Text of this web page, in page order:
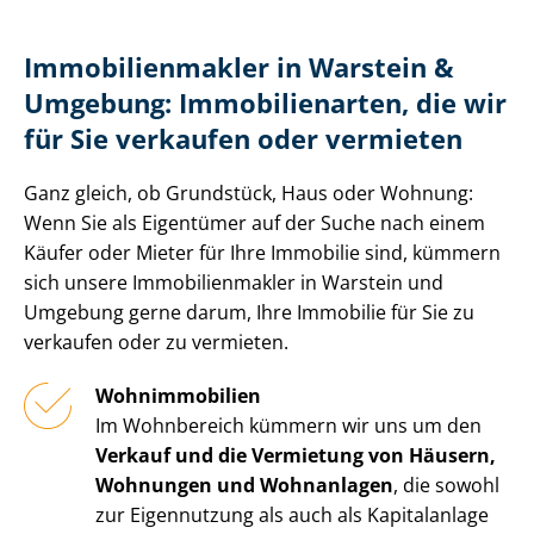
Im­mo­bi­li­en­mak­ler in Warstein &
Umgebung: Immobilienarten, die wir
für Sie verkaufen oder vermieten
Ganz gleich, ob Grundstück, Haus oder Wohnung:
Wenn Sie als Eigentümer auf der Suche nach einem
Käufer oder Mieter für Ihre Immobilie sind, kümmern
sich unsere Im­mo­bi­li­en­mak­ler in Warstein und
Umgebung gerne darum, Ihre Immobilie für Sie zu
verkaufen oder zu vermieten.
Wohnimmobilien
Im Wohnbereich kümmern wir uns um den
Verkauf und die Vermietung von Häusern,
Wohnungen und Wohnanlagen, die sowohl
zur Eigennutzung als auch als Kapitalanlage